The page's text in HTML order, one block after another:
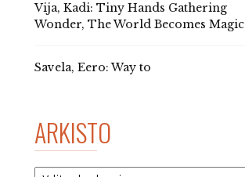
Vija, Kadi: Tiny Hands Gathering
Wonder, The World Becomes Magic
Savela, Eero: Way to
ARKISTO
Arkisto